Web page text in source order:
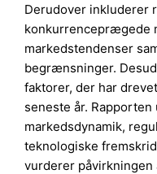
Derudover inkluderer
konkurrenceprægede
markedstendenser
begrænsninger.
faktorer, der har
seneste år.
markedsdynamik,
teknologiske
vurderer